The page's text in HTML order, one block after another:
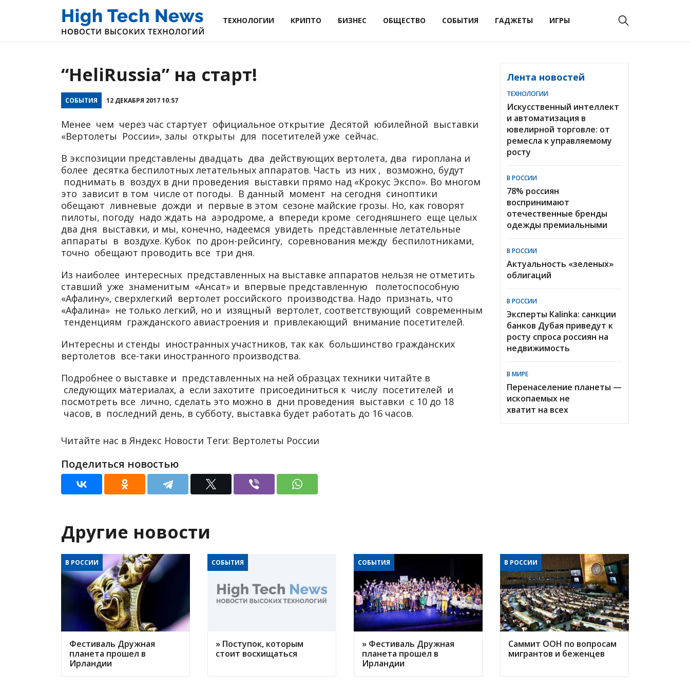
ТЕХНОЛОГИИ КРИПТО БИЗНЕС ОБЩЕСТВО СОБЫТИЯ ГАДЖЕТЫ ИГРЫ
“HeliRussia” на старт!
СОБЫТИЯ 12 ДЕКАБРЯ 2017 10:57
Менее чем через час стартует официальное открытие Десятой юбилейной выставки
«Вертолеты России», залы открыты для посетителей уже сейчас.
В экспозиции представлены двадцать два действующих вертолета, два гироплана и
более десятка беспилотных летательных аппаратов. Часть из них , возможно, будут
поднимать в воздух в дни проведения выставки прямо над «Крокус Экспо». Во многом
это зависит в том числе от погоды. В данный момент на сегодня синоптики
обещают ливневые дожди и первые в этом сезоне майские грозы. Но, как говорят
пилоты, погоду надо ждать на аэродроме, а впереди кроме сегодняшнего еще целых
два дня выставки, и мы, конечно, надеемся увидеть представленные летательные
аппараты в воздухе. Кубок по дрон-рейсингу, соревнования между беспилотниками,
точно обещают проводить все три дня.
Из наиболее интересных представленных на выставке аппаратов нельзя не отметить
ставший уже знаменитым «Ансат» и впервые представленную полетоспособную
«Афалину», сверхлегкий вертолет российского производства. Надо признать, что
«Афалина» не только легкий, но и изящный вертолет, соответствующий современным
тенденциям гражданского авиастроения и привлекающий внимание посетителей.
Интересны и стенды иностранных участников, так как большинство гражданских
вертолетов все-таки иностранного производства.
Подробнее о выставке и представленных на ней образцах техники читайте в
следующих материалах, а если захотите присоединиться к числу посетителей и
посмотреть все лично, сделать это можно в дни проведения выставки с 10 до 18
часов, в последний день, в субботу, выставка будет работать до 16 часов.
Читайте нас в Яндекс Новости Теги: Вертолеты России
Поделиться новостью
Лента новостей
ТЕХНОЛОГИИ
Искусственный интеллект
и автоматизация в
ювелирной торговле: от
ремесла к управляемому
росту
В РОССИИ
78% россиян
воспринимают
отечественные бренды
одежды премиальными
В РОССИИ
Актуальность «зеленых»
облигаций
В РОССИИ
Эксперты Kalinka: санкции
банков Дубая приведут к
росту спроса россиян на
недвижимость
В МИРЕ
Перенаселение планеты —
ископаемых не
хватит на всех
Другие новости
В РОССИИ
Фестиваль Дружная
планета прошел в
Ирландии
СОБЫТИЯ
» Поступок, которым
стоит восхищаться
СОБЫТИЯ
» Фестиваль Дружная
планета прошел в
Ирландии
В РОССИИ
Саммит ООН по вопросам
мигрантов и беженцев